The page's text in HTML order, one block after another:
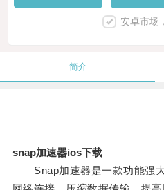
安卓市场
简介
snap加速器ios下载
Snap加速器是一款功能强大